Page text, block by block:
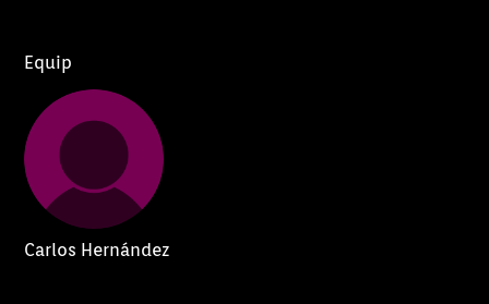
Equip
Carlos Hernández